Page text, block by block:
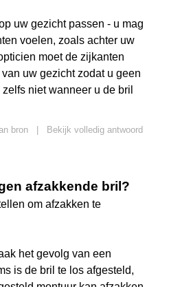
uw gezicht passen - u mag
voelen, zoals achter uw
moet de zijkanten
uw gezicht zodat u geen
niet wanneer u de bril
bron
Bekijk volledig antwoord
afzakkende bril?
om afzakken te
het gevolg van een
is de bril te los afgesteld,